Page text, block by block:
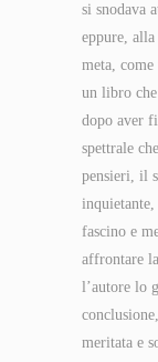
si snodava
eppure,
meta,
un libro
dopo aver
spettrale
pensieri, il
fascino e
affrontare
l’autore lo
meritata e